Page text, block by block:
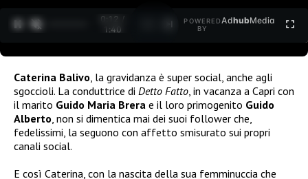
0:13 /
1:40
POWERED
BY
AdhubMedia
Caterina Balivo , la gravidanza è super social, anche agli
sgoccioli. La conduttrice di Detto Fatto , in vacanza a Capri con
il marito Guido Maria Brera e il loro primogenito Guido
Alberto , non si dimentica mai dei suoi follower che,
fedelissimi, la seguono con affetto smisurato sui propri
canali social.
E così Caterina, con la nascita della sua femminuccia che